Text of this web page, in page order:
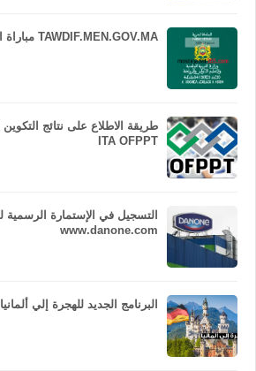
TAWDIF.MEN.GOV.MA مباراة التعليم 2026/2025
ITA OFPPT
www.danone.com
البرنامج الجديد للهجرة إلي ألمانيا 2026